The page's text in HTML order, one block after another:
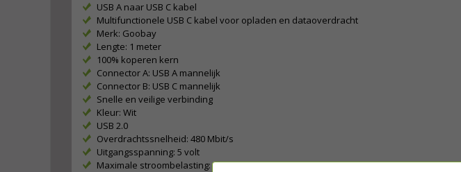
USB A naar USB C kabel
Multifunctionele USB C kabel voor opladen en dataoverdracht
Merk: Goobay
Lengte: 1 meter
100% koperen kern
Connector A: USB A mannelijk
Connector B: USB C mannelijk
Snelle en veilige verbinding
Kleur: Wit
USB 2.0
Overdrachtssnelheid: 480 Mbit/s
Uitgangsspanning: 5 volt
Maximale stroombelasting: 3 ampère